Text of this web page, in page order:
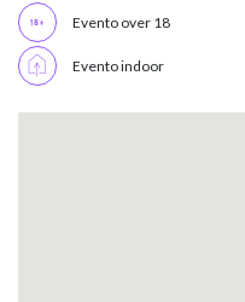
Evento over 18
Evento indoor